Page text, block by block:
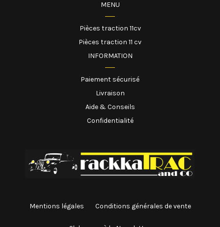
MENU
Pièces traction 11cv
Pièces traction 11 cv
INFORMATION
Paiement sécurisé
Livraison
Aide & Conseils
Confidentialité
Mentions légales Conditions générales de vente